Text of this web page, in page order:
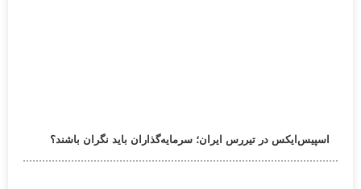
اسپیس‌ایکس در تیررس ایران؛ سرمایه‌گذاران باید نگران باشند؟